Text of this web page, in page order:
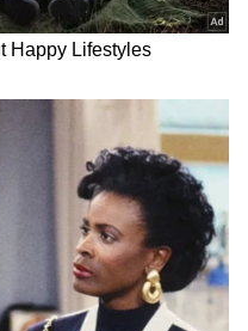
எடை குறையும்
இருப்பது.